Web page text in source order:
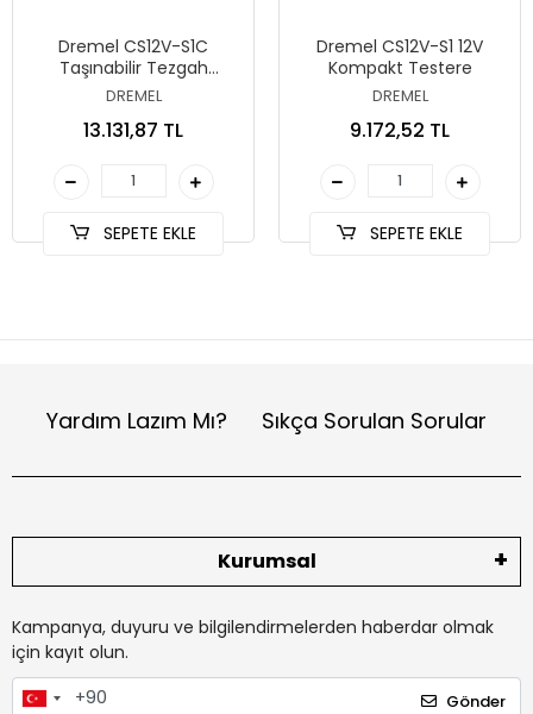
Dremel CS12V-S1C
Taşınabilir Tezgah
Testere
DREMEL
13.131,87 TL
SEPETE EKLE
Dremel CS12V-S1 12V
Kompakt Testere
DREMEL
9.172,52 TL
SEPETE EKLE
Yardım Lazım Mı? Sıkça Sorulan Sorular
Kurumsal
Kampanya, duyuru ve bilgilendirmelerden haberdar olmak
için kayıt olun.
Gönder